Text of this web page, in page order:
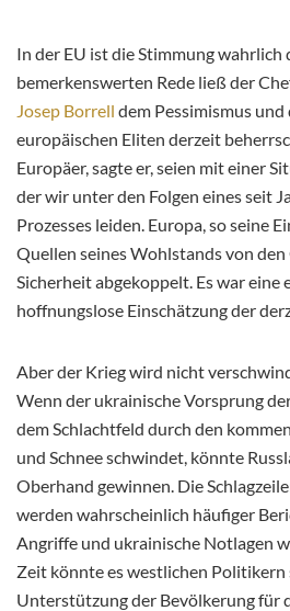
In der EU ist die Stimmung wahrlich
bemerkenswerten Rede ließ der
Josep Borrell dem Pessimismus
europäischen Eliten derzeit
Europäer, sagte er, seien mit einer
der wir unter den Folgen eines seit
Prozesses leiden. Europa, so seine
Quellen seines Wohlstands von
Sicherheit abgekoppelt. Es war eine
hoffnungslose Einschätzung der
Aber der Krieg wird nicht
Wenn der ukrainische Vorsprung
dem Schlachtfeld durch den
und Schnee schwindet, könnte
Oberhand gewinnen. Die
werden wahrscheinlich häufiger
Angriffe und ukrainische Notlagen
Zeit könnte es westlichen Politikern
Unterstützung der Bevölkerung für